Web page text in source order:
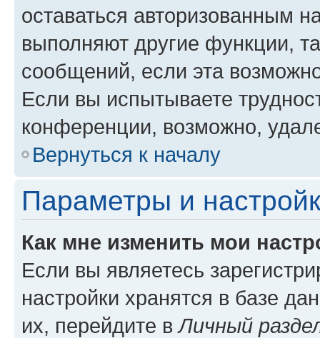
оставаться авторизованным
выполняют другие функции,
сообщений, если эта
Если вы испытываете
конференции, возможно,
Вернуться к началу
Параметры и
Как мне изменить мои
Если вы являетесь
настройки хранятся в базе
их, перейдите вЛичный